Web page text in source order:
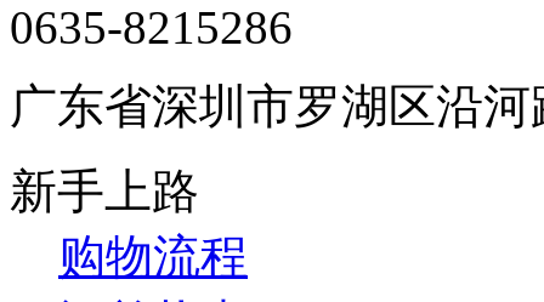
0635-8215286
广东省深圳市罗湖区沿河
新手上路
购物流程